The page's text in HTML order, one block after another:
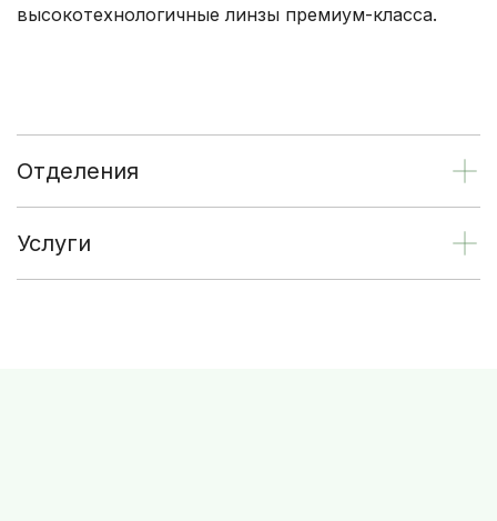
высокотехнологичные линзы премиум-класса.
Отделения
Услуги